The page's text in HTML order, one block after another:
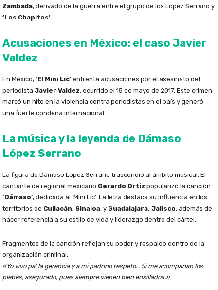
Zambada, derivado de la guerra entre el grupo de los López Serrano y
‘Los Chapitos’.
Acusaciones en México: el caso Javier
Valdez
En México, ‘El Mini Lic’ enfrenta acusaciones por el asesinato del
periodista Javier Valdez, ocurrido el 15 de mayo de 2017. Este crimen
marcó un hito en la violencia contra periodistas en el país y generó
una fuerte condena internacional.
La música y la leyenda de Dámaso
López Serrano
La figura de Dámaso López Serrano trascendió al ámbito musical. El
cantante de regional mexicano Gerardo Ortiz popularizó la canción
‘Dámaso’, dedicada al ‘Mini Lic’. La letra destaca su influencia en los
territorios de Culiacán, Sinaloa, y Guadalajara, Jalisco, además de
hacer referencia a su estilo de vida y liderazgo dentro del cártel.
Fragmentos de la canción reflejan su poder y respaldo dentro de la
organización criminal:
«Yo vivo pa’ la gerencia y a mi padrino respeto… Si me acompañan los
plebes, asegurado, pues siempre vienen bien ensillados.»